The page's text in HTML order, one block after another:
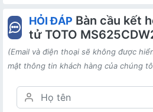
HỎI ĐÁP Bàn cầu kết
tử TOTO
(Email và điện thoại sẽ không được
mật thông tin khách hàng của chúng